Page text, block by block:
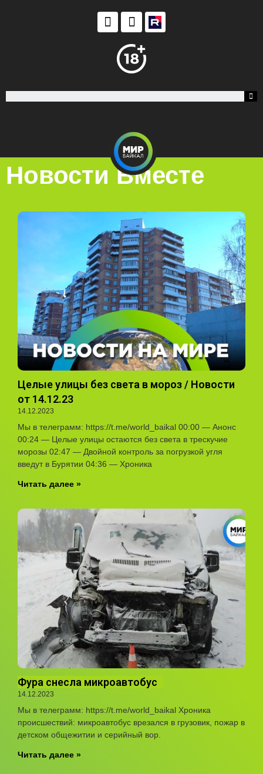
Новости Вместе
Целые улицы без света в мороз / Новости
от 14.12.23
14.12.2023
Мы в телеграмм: https://t.me/world_baikal 00:00 — Анонс
00:24 — Целые улицы остаются без света в трескучие
морозы 02:47 — Двойной контроль за погрузкой угля
введут в Бурятии 04:36 — Хроника
Читать далее »
Фура снесла микроавтобус
14.12.2023
Мы в телеграмм: https://t.me/world_baikal Хроника
происшествий: микроавтобус врезался в грузовик, пожар в
детском общежитии и серийный вор.
Читать далее »